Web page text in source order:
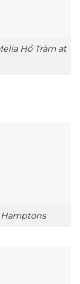
Hồ Tràm at